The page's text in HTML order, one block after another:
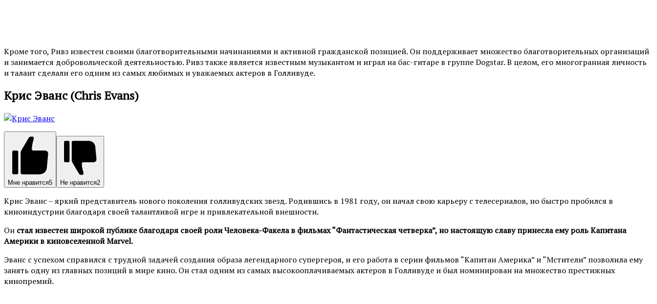
Кроме того, Ривз известен своими благотворительными начинаниями и активной гражданской позицией. Он поддерживает множество благотворительных организаций
и занимается добровольческой деятельностью. Ривз также является известным музыкантом и играл на бас-гитаре в группе Dogstar. В целом, его многогранная личность
и талант сделали его одним из самых любимых и уважаемых актеров в Голливуде.
Крис Эванс (Chris Evans)
Мне нравится5 Не нравится2
Крис Эванс – яркий представитель нового поколения голливудских звезд. Родившись в 1981 году, он начал свою карьеру с телесериалов, но быстро пробился в
киноиндустрии благодаря своей талантливой игре и привлекательной внешности.
Он стал известен широкой публике благодаря своей роли Человека-Факела в фильмах “Фантастическая четверка”, но настоящую славу принесла ему роль Капитана
Америки в киновселенной Marvel.
Эванс с успехом справился с трудной задачей создания образа легендарного супергероя, и его работа в серии фильмов “Капитан Америка” и “Мстители” позволила ему
занять одну из главных позиций в мире кино. Он стал одним из самых высокооплачиваемых актеров в Голливуде и был номинирован на множество престижных
кинопремий.